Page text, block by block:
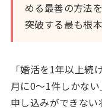
める最善の方法
突破する最も根
「婚活を1年以上続
月に0〜1件しかない
申し込みができな